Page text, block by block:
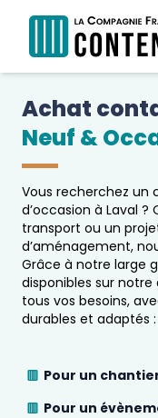
Achat
Neuf &
Vous recherchez
d’occasion à Laval ?
transport ou un
d’aménagement,
Grâce à notre large
disponibles sur notre
tous vos besoins,
durables et adaptés :
Pour un
Pour un